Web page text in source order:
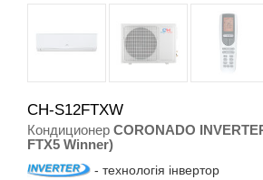
CH-S12FTXW
Кондиционер CORONADO
FTX5 Winner)
- технологія інвертор